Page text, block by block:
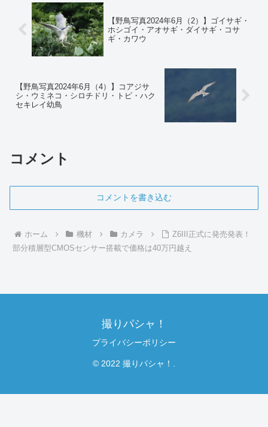
【野鳥写真2024年6月（2）】ゴイサギ・
ホシゴイ・アオサギ・ダイサギ・コサ
ギ・カワウ
【野鳥写真2024年6月（4）】コアジサ
シ・ウミネコ・シロチドリ・トビ・ハク
セキレイ幼鳥
コメント
コメントを書き込む
ホーム 機材 カメラ
Z6III正式に発売発表！
部分積層型CMOSセンサー搭載で価格は40万円越え
撮りパシャ！
プライバシーポリシー
© 2022 撮りパシャ！.